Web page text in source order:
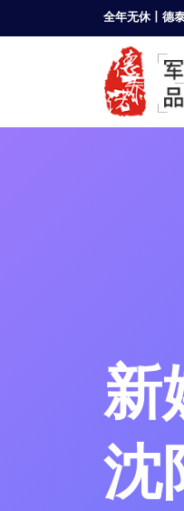
全年无休丨德
新
沈